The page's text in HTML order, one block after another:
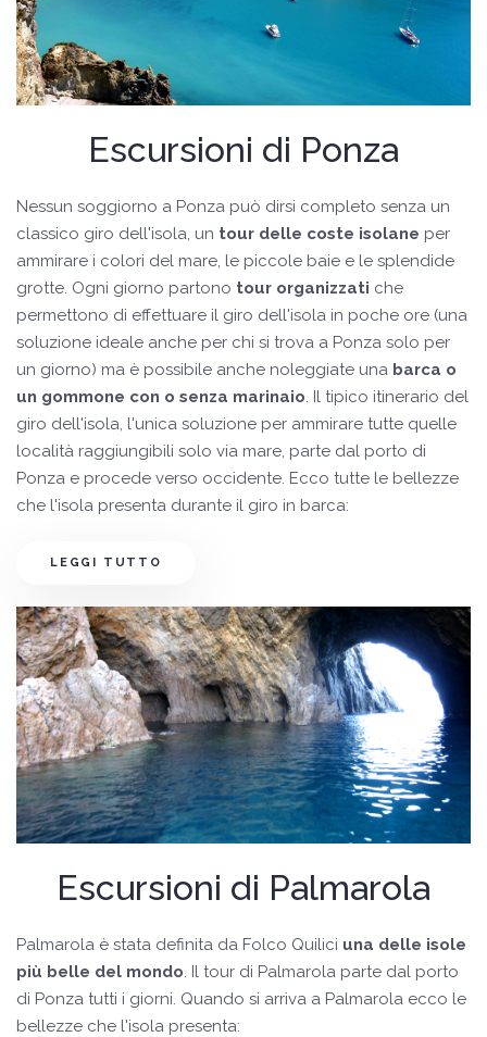
Escursioni di Ponza
Nessun soggiorno a Ponza può dirsi completo senza un
classico giro dell'isola, un tour delle coste isolane per
ammirare i colori del mare, le piccole baie e le splendide
grotte. Ogni giorno partono tour organizzati che
permettono di effettuare il giro dell'isola in poche ore (una
soluzione ideale anche per chi si trova a Ponza solo per
un giorno) ma è possibile anche noleggiate una barca o
un gommone con o senza marinaio. Il tipico itinerario del
giro dell'isola, l'unica soluzione per ammirare tutte quelle
località raggiungibili solo via mare, parte dal porto di
Ponza e procede verso occidente. Ecco tutte le bellezze
che l'isola presenta durante il giro in barca:
LEGGI TUTTO
Escursioni di Palmarola
Palmarola è stata definita da Folco Quilici una delle isole
più belle del mondo. Il tour di Palmarola parte dal porto
di Ponza tutti i giorni. Quando si arriva a Palmarola ecco le
bellezze che l'isola presenta: